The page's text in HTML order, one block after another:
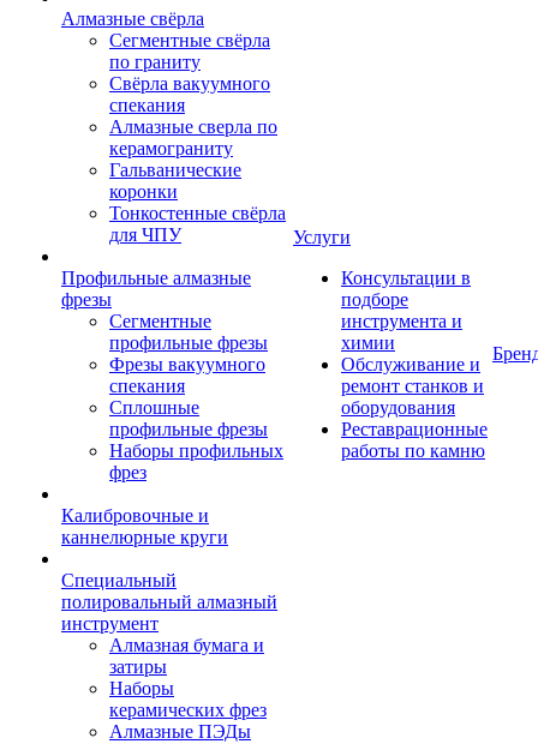
Алмазные свёрла
Сегментные свёрла
по граниту
Свёрла вакуумного
спекания
Алмазные сверла по
керамограниту
Гальванические
коронки
Тонкостенные свёрла
для ЧПУ
Профильные алмазные
фрезы
Сегментные
профильные фрезы
Фрезы вакуумного
спекания
Сплошные
профильные фрезы
Наборы профильных
фрез
Калибровочные и
каннелюрные круги
Специальный
полировальный алмазный
инструмент
Алмазная бумага и
затиры
Наборы
керамических фрез
Алмазные ПЭДы
Услуги
Консультации в
подборе
инструмента и
химии
Обслуживание и
ремонт станков и
оборудования
Реставрационные
работы по камню